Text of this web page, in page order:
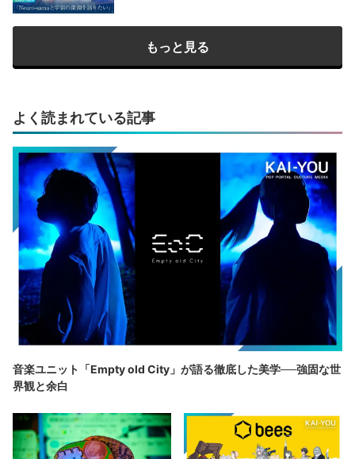
もっと見る
よく読まれている記事
音楽ユニット「Empty old City」が語る徹底した美学──強固な世
界観と余白